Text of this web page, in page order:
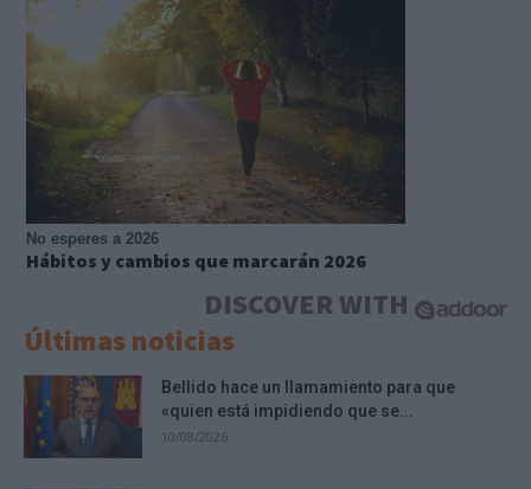
No esperes a 2026
Hábitos y cambios que marcarán 2026
DISCOVER WITH
Últimas noticias
Bellido hace un llamamiento para que
«quien está impidiendo que se...
10/08/2026